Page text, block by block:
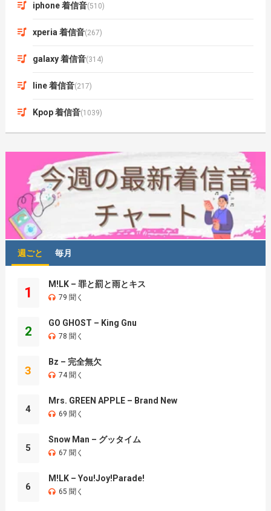
iphone 着信音(510)
xperia 着信音(267)
galaxy 着信音(314)
line 着信音(217)
Kpop 着信音(1039)
週ごと 毎月
1
M!LK – 罪と罰と雨とキス
79 聞く
2
GO GHOST – King Gnu
78 聞く
3
Bz – 完全無欠
74 聞く
4
Mrs. GREEN APPLE – Brand New
69 聞く
5
Snow Man – グッタイム
67 聞く
6
M!LK – You!Joy!Parade!
65 聞く